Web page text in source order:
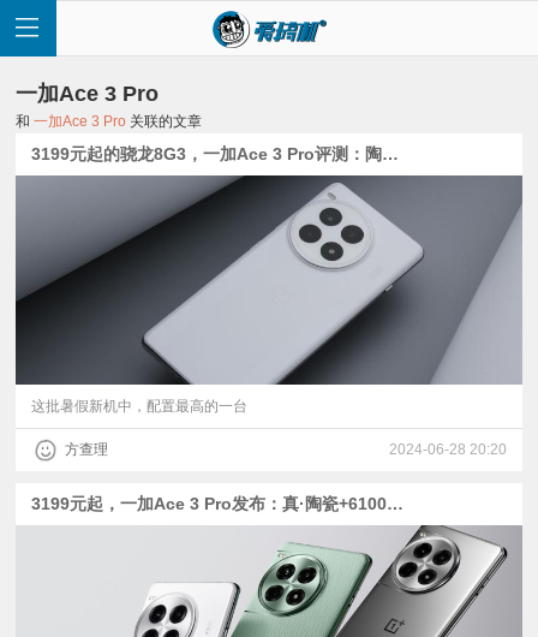
讯
一加Ace 3 Pro
和一加Ace 3 Pro 关联的文章
3199元起的骁龙8G3，一加Ace 3 Pro评测：陶瓷后盖+6100mAh电池+0916T马达
这批暑假新机中，配置最高的一台
方查理 2024-06-28 20:20
3199元起，一加Ace 3 Pro发布：真·陶瓷+6100mAh电池| 2799起的骁龙8 Gen 3平板、一加手表2发布